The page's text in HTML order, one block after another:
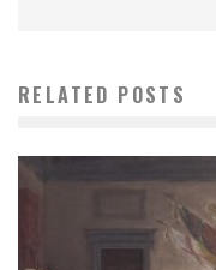
RELATED POSTS